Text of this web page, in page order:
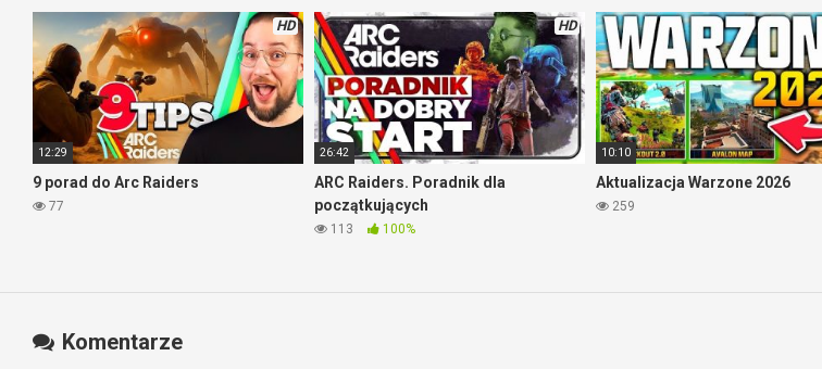
HD
12:29
9 porad do Arc Raiders
77
HD
26:42
ARC Raiders. Poradnik dla
początkujących
113 100%
10:10
Aktualizacja Warzone 2026
259
Komentarze